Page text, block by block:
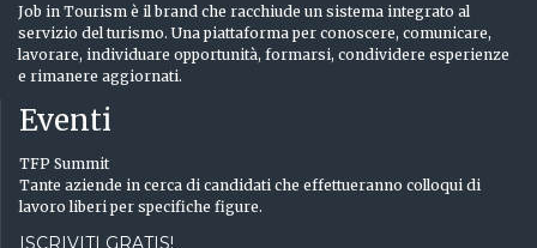
Job in Tourism è il brand che racchiude un sistema integrato al
servizio del turismo. Una piattaforma per conoscere, comunicare,
lavorare, individuare opportunità, formarsi, condividere esperienze
e rimanere aggiornati.
Eventi
TFP Summit
Tante aziende in cerca di candidati che effettueranno colloqui di
lavoro liberi per specifiche figure.
ISCRIVITI GRATIS!